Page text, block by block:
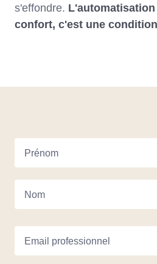
s'effondre.
confort, c'est une
Prénom
Nom
Email professionnel